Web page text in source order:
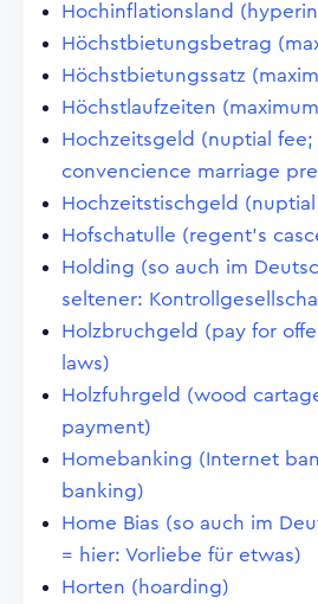
Hochinflationsland
Höchstbietungsbetrag
Höchstbietungssatz
Höchstlaufzeiten
Hochzeitsgeld (nuptial
convencience marriage
Hochzeitstischgeld
Hofschatulle (regent's
Holding (so auch im
seltener:
Holzbruchgeld (pay for
laws)
Holzfuhrgeld (wood
payment)
Homebanking (Internet
banking)
Home Bias (so auch im
= hier: Vorliebe für etwas)
Horten (hoarding)